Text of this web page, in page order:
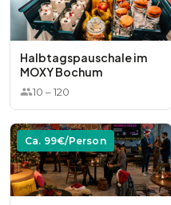
Halbtagspauschale im
MOXY Bochum
10 –120
Ca. 99€/Person